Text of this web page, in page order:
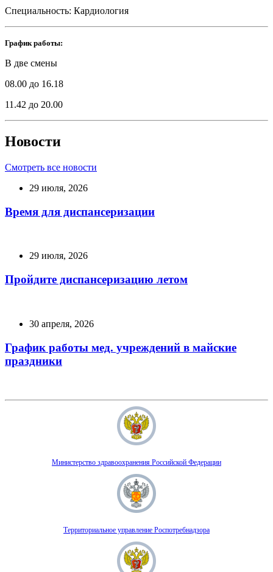
Специальность: Кардиология
График работы:
В две смены
08.00 до 16.18
11.42 до 20.00
Новости
Смотреть все новости
29 июля, 2026
Время для диспансеризации
29 июля, 2026
Пройдите диспансеризацию летом
30 апреля, 2026
График работы мед. учреждений в майские
праздники
Министерство здравоохранения Российской Федерации
Территориальное управление Роспотребнадзора